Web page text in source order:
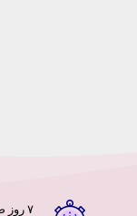
۷ روز ضمانت بازگشت